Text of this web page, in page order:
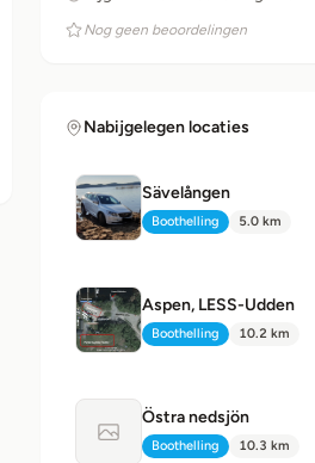
Nog geen beoordelingen
Nabijgelegen locaties
Sävelången
Type:
Boothelling Afstand:
5.0 km
Aspen, LESS-Udden
Type:
Boothelling Afstand:
10.2 km
Geen foto beschikbaar
Östra nedsjön
Type:
Boothelling Afstand:
10.3 km